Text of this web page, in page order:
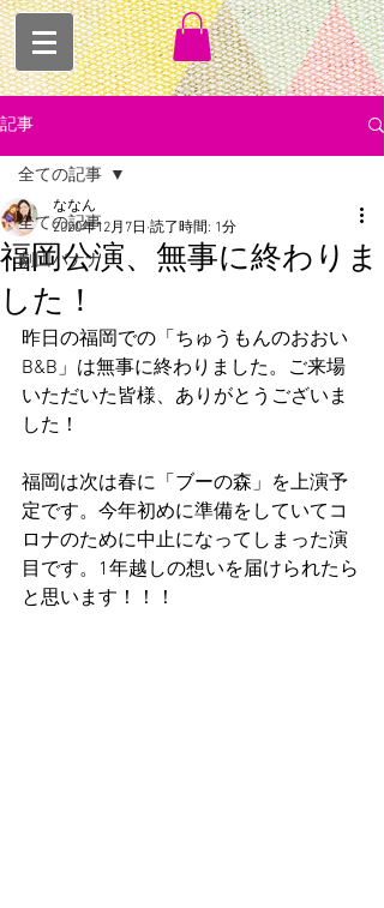
記事
全ての記事
劇団バナナ
全ての記事
福岡公演、無事に終わりま
した！
ななん
2020年12月7日 読了時間: 1分
昨日の福岡での「ちゅうもんのおおい
B&B」は無事に終わりました。ご来場
いただいた皆様、ありがとうございま
した！
福岡は次は春に「ブーの森」を上演予
定です。今年初めに準備をしていてコ
ロナのために中止になってしまった演
目です。1年越しの想いを届けられたら
と思います！！！